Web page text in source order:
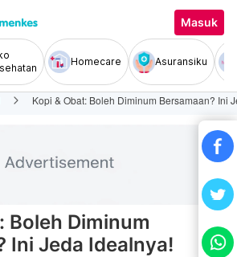
Masuk
Homecare Asuransiku
Kopi & Obat: Boleh Diminum Bersamaan? Ini
Boleh Diminum
Ini Jeda Idealnya!